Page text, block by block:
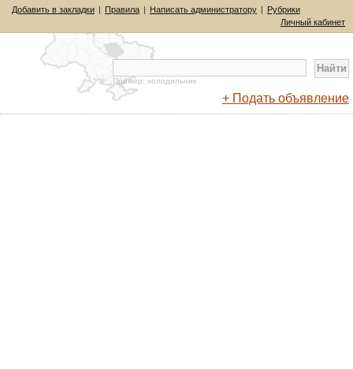
Добавить в закладки | Правила | Написать администратору | Рубрики
Личный кабинет
Пример: холодильник
+ Подать объявление